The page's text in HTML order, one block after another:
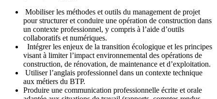
Mobiliser les méthodes et outils du management de projet
pour structurer et conduire une opération de construction dans
un contexte professionnel, y compris à l’aide d’outils
collaboratifs et numériques.
Intégrer les enjeux de la transition écologique et les principes
visant à limiter l’impact environnemental des opérations de
construction, de rénovation, de maintenance et d’exploitation.
Utiliser l’anglais professionnel dans un contexte technique
aux métiers du BTP.
Produire une communication professionnelle écrite et orale